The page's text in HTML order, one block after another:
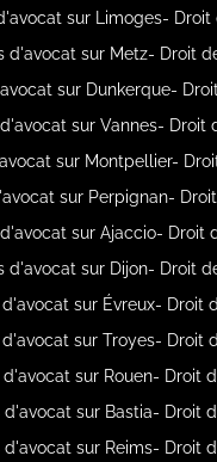
sur Limoges- Droit
d'avocat sur Metz- Droit
sur Dunkerque-
sur Vannes- Droit
sur Montpellier-
sur Perpignan-
sur Ajaccio- Droit
d'avocat sur Dijon- Droit
d'avocat sur Évreux- Droit
d'avocat sur Troyes- Droit
d'avocat sur Rouen- Droit
d'avocat sur Bastia- Droit
d'avocat sur Reims- Droit